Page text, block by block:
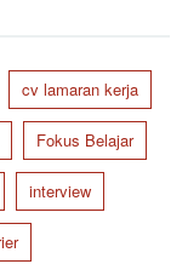
cv lamaran kerja
Fokus Belajar
interview